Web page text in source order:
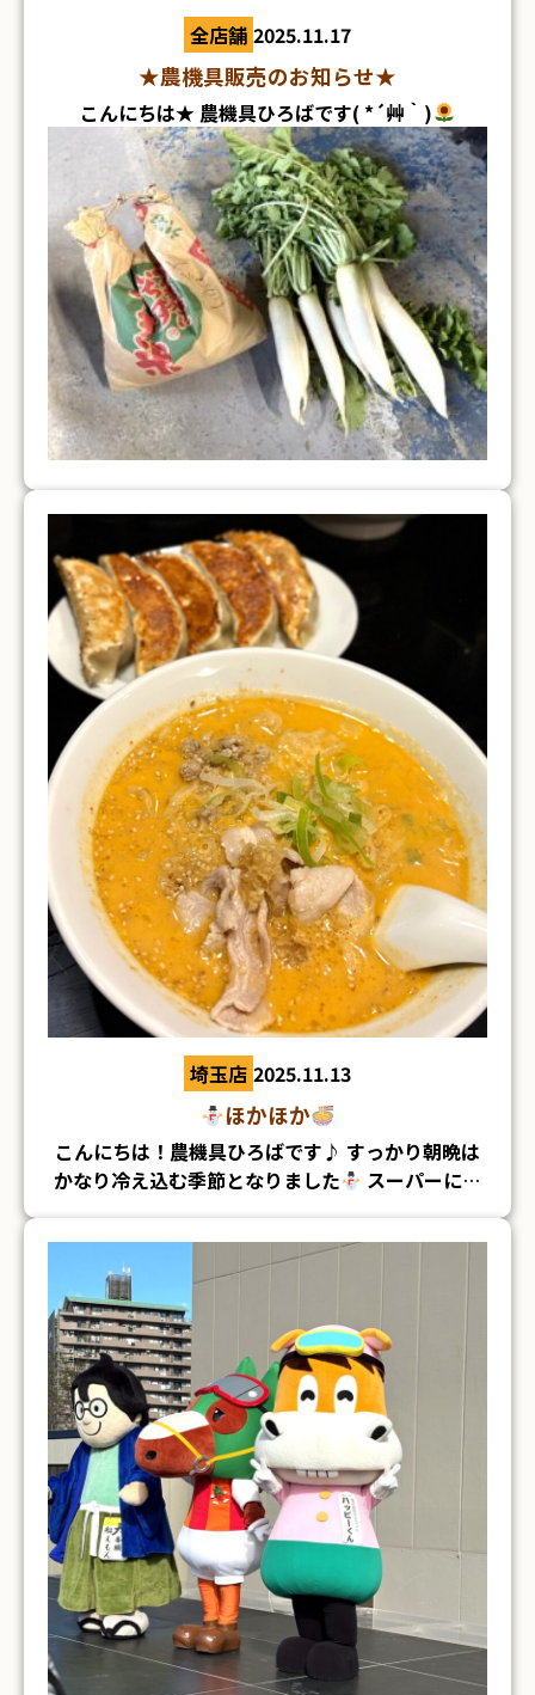
見た目もかわいいですが、もちろんとっても美味し
くて体もぽかぽかに
ごはんが無限に食べれるお
味でした
店内には同じメニューを頼んでいるお
客さんがたくさん！ ちいかわ人気はすごいですね
～(*´▽｀*) それでは、今年1発目のブログ更新で
した
★★売りたい＆買いたい農機具があれば、
いつでもご相談ください！！★★↓↓ 下記より
お問い合わせお待ちしております
↓↓ フリー
ダイヤル
0120-37-4000メールでお問い合わ
せ 公式LINEからお問い合わせ⇩QRコードから
も友達追加できます⇩
■茨城店 ヤンマー乗用管理機 ご自宅へのお届け
も承っております！ご相談ください★
■茨城店 コンバイントレーラー ちょうどいいも
のが見つかって良かったです！
■茨城店 イセキコンバイン 喜んでいただけて良
かったです(/・ω・)/ 他にもご購入くださった皆
様、ありがとうございました！ ※お写真の掲載は
許可をいただいております※★★お探しの農機具
があれば、いつでも相談ください！！★★↓↓
下記よりお問い合わせお待ちしております
↓↓ フリーダイヤル
0120-37-4000メールでお
公式LINEからお問い合わせ
東京もかなり寒くなりましたが、まだまだ雪は降ら
なさそうです('ω') 紅葉がようやく街中で見れる季
節になりました
すでに色々なところでイルミネ
ーションがやっていて、ついつい足を止めて 写真
を撮ってしまいます＞＜
KITTEのクリスマスツリーがとてもきれいでした
そして、冬になると楽しみなのは 吉野家の鍋
シリーズです
！！
去年やっていたカレー鍋膳もおいしかったのです
が、 今年の牛すき鍋膳もすごくおいしくて、すで
に３回リピートしています♪笑 まだ食べてない！
という方はぜひ
ごはんがもりもり進みます(∩
´∀｀)∩
全店舗 2025.11.17
★農機具販売のお知らせ★
こんにちは★ 農機具ひろばです( *´艸｀)
たお客様より、 大根とお米をいただいてしまいま
す
大切にスタッフみんなでいただきます(/・
ω・)/ 本日は、農機具をご購入くださった方のご紹
介です
「農機具を買いたい！」という方は、
古農機具情報ページまたは Yahooオークショ
ンよりチェックしてみてください
↓↓バナーを
クリック！↓↓
それではご紹介です！
■茨城店 もみコンテナ 見つかって良かった！と
喜んでいただけました♪
埼玉店 2025.11.13
ほかほか
こんにちは！農機具ひろばです♪ すっかり朝晩は
かなり冷え込む季節となりました
も売られはじめ… またこの季節がやってきたな～
としみじみしています
寒くなると、やはり食